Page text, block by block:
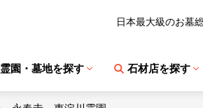
日本最大級のお墓
霊園・墓地を探す 石材店を探す